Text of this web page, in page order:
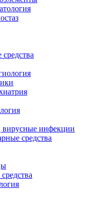
вирусные инфекции
средства